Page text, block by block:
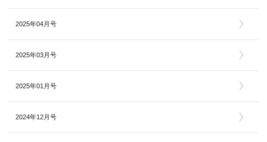
2025年04月号
2025年03月号
2025年01月号
2024年12月号